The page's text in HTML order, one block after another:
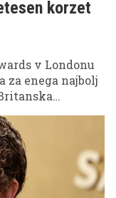
korzet
v Londonu
za enega najbolj
je izbrala zelo
sama podelitev